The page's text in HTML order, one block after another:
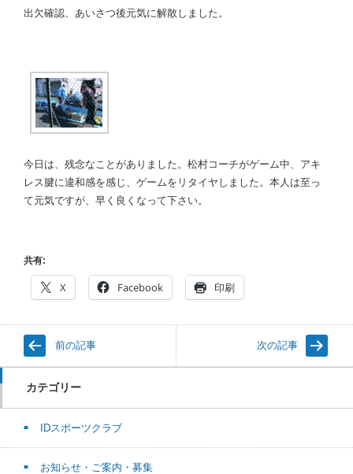
出欠確認、あいさつ後元気に解散しました。
今日は、残念なことがありました。松村コーチがゲーム中、アキ
レス腱に違和感を感じ、ゲームをリタイヤしました。本人は至っ
て元気ですが、早く良くなって下さい。
共有:
X Facebook 印刷
前の記事 次の記事
カテゴリー
IDスポーツクラブ
お知らせ・ご案内・募集